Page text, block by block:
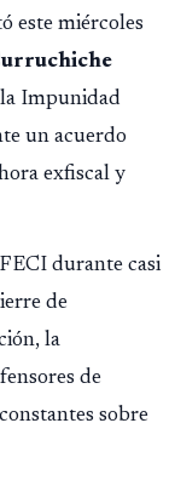
este miércoles
Impunidad
un acuerdo
exfiscal y
durante casi
de
la
de
sobre